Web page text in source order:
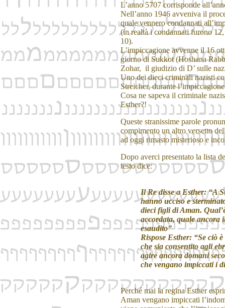
L’anno 5707 corrisponde
Nell’anno 1946 avveniva il
quale vennero condannati
(in realtà i condannati furono
10).
L’impiccagione avvenne il 16
giorno di Sukkot (Hoshana
Zohar, il giudizio di D’ sulle
Uno dei dieci criminali nazisti
Streicher, durante
Cosa ne sapeva il criminale
Esther?!
Queste stranissime parole
compimento un altro versetto
ad oggi rimasto misterioso e
Dopo averci presentato la lista
testo dice:
Il Re disse a Esther: “A
hanno ucciso e
dieci figli di Aman.
accordata, quale ancora
esaudito”
Rispose Esther: “Se ciò
che sia consentito agli
agire ancora domani
che vengano impiccati i
Perché mai la regina Esther
Aman vengano impiccati